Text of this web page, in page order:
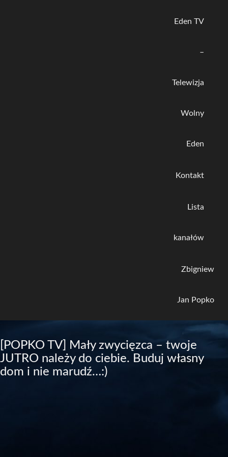
Eden TV
–
Telewizja
Wolny
Eden
Kontakt
Lista
kanałów
Zbigniew
Jan Popko
[POPKO TV] Mały zwycięzca – twoje
JUTRO należy do ciebie. Buduj własny
dom i nie marudź…:)